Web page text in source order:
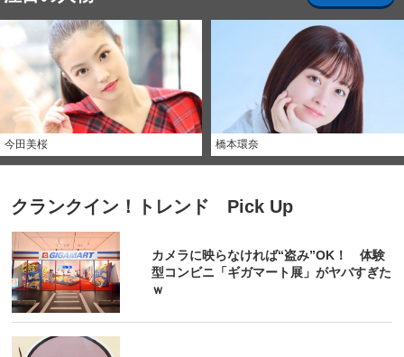
今田美桜 橋本環奈
クランクイン！トレンド Pick Up
カメラに映らなければ“盗み”OK！ 体験
型コンビニ「ギガマート展」がヤバすぎた
ｗ